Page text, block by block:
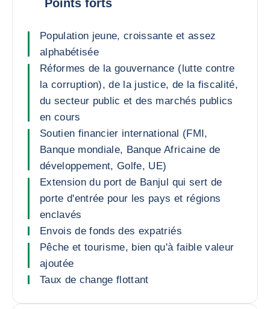
Points forts
Population jeune, croissante et assez
alphabétisée
Réformes de la gouvernance (lutte contre
la corruption), de la justice, de la fiscalité,
du secteur public et des marchés publics
en cours
Soutien financier international (FMI,
Banque mondiale, Banque Africaine de
développement, Golfe, UE)
Extension du port de Banjul qui sert de
porte d'entrée pour les pays et régions
enclavés
Envois de fonds des expatriés
Pêche et tourisme, bien qu'à faible valeur
ajoutée
Taux de change flottant